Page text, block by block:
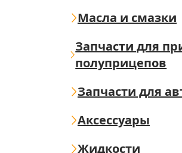
Масла и смазки
Запчасти для
полуприцепов
Запчасти для
Аксессуары
Жидкости